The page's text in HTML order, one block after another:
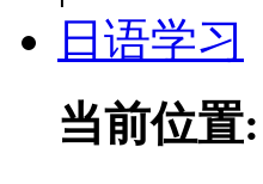
日语学习
当前位置: